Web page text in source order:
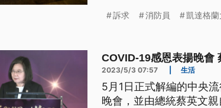
訴求 消防員 凱達格蘭
COVID-19感恩表揚晚會
2023/5/3 07:57 生活
5月1日正式解編的中央
晚會，並由總統蔡英文